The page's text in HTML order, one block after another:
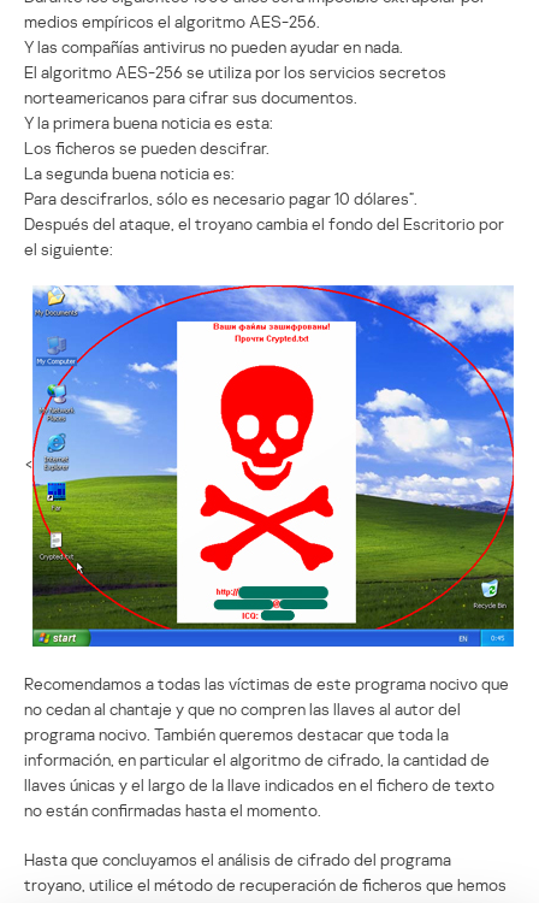
medios empíricos el algoritmo AES-256.
Y las compañías antivirus no pueden ayudar en nada.
El algoritmo AES-256 se utiliza por los servicios secretos
norteamericanos para cifrar sus documentos.
Y la primera buena noticia es esta:
Los ficheros se pueden descifrar.
La segunda buena noticia es:
Para descifrarlos, sólo es necesario pagar 10 dólares”.
Después del ataque, el troyano cambia el fondo del Escritorio por
el siguiente:
<
Recomendamos a todas las víctimas de este programa nocivo que
no cedan al chantaje y que no compren las llaves al autor del
programa nocivo. También queremos destacar que toda la
información, en particular el algoritmo de cifrado, la cantidad de
llaves únicas y el largo de la llave indicados en el fichero de texto
no están confirmadas hasta el momento.
Hasta que concluyamos el análisis de cifrado del programa
troyano, utilice el método de recuperación de ficheros que hemos